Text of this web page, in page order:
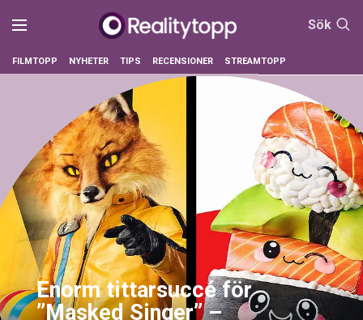
Sök
FILMTOPP NYHETER TIPS RECENSIONER STREAMTOPP
Enorm tittarsuccé för
”Masked Singer” –